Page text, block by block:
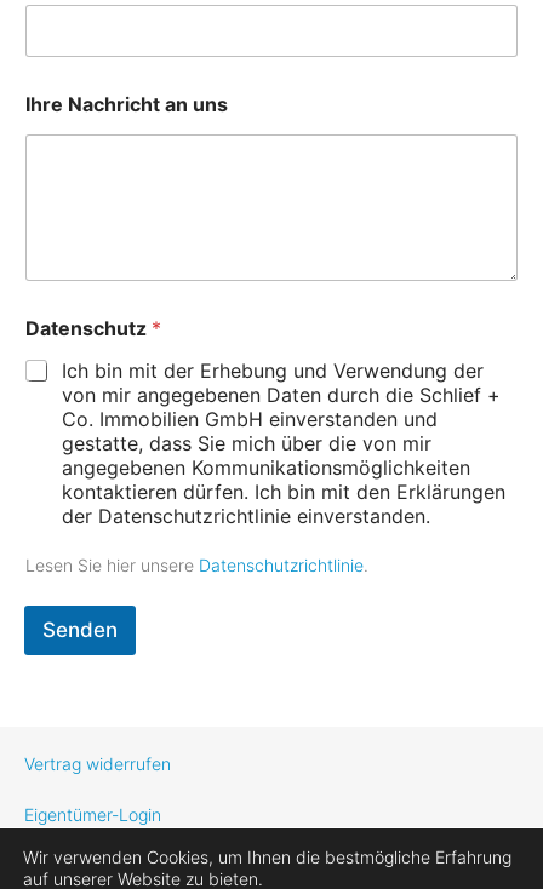
e
l
t
e
n
s
r
Ihre Nachricht an uns
Datenschutz *
Ich bin mit der Erhebung und Verwendung der
von mir angegebenen Daten durch die Schlief +
Co. Immobilien GmbH einverstanden und
gestatte, dass Sie mich über die von mir
angegebenen Kommunikationsmöglichkeiten
kontaktieren dürfen. Ich bin mit den Erklärungen
der Datenschutzrichtlinie einverstanden.
Lesen Sie hier unsere Datenschutzrichtlinie
Senden
Vertrag widerrufen
Eigentümer-Login
Datenschutzerklärung
Wir verwenden Cookies, um Ihnen die bestmögliche Erfahrung
auf unserer Website zu bieten.